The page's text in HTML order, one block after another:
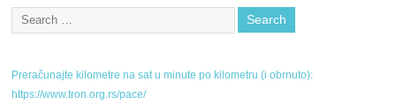
Preračunajte kilometre na sat u minute po kilometru (i obrnuto):
https://www.tron.org.rs/pace/